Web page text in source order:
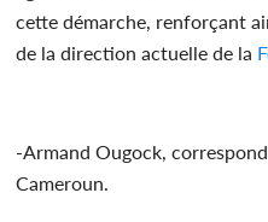
cette démarche, renforçant
de la direction actuelle de la
-Armand Ougock,
Cameroun.